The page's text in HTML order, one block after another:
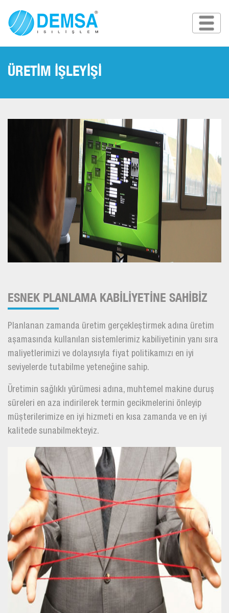
ÜRETİM İŞLEYİŞİ
ESNEK PLANLAMA KABİLİYETİNE SAHİBİZ
Planlanan zamanda üretim gerçekleştirmek adına üretim
aşamasında kullanılan sistemlerimiz kabiliyetinin yanı sıra
maliyetlerimizi ve dolayısıyla fiyat politikamızı en iyi
seviyelerde tutabilme yeteneğine sahip.
Üretimin sağlıklı yürümesi adına, muhtemel makine duruş
süreleri en aza indirilerek termin gecikmelerini önleyip
müşterilerimize en iyi hizmeti en kısa zamanda ve en iyi
kalitede sunabilmekteyiz.